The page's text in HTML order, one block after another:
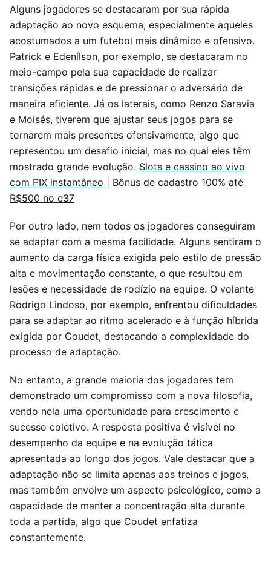
Alguns jogadores se destacaram por sua rápida
adaptação ao novo esquema, especialmente aqueles
acostumados a um futebol mais dinâmico e ofensivo.
Patrick e Edenílson, por exemplo, se destacaram no
meio-campo pela sua capacidade de realizar
transições rápidas e de pressionar o adversário de
maneira eficiente. Já os laterais, como Renzo Saravia
e Moisés, tiverem que ajustar seus jogos para se
tornarem mais presentes ofensivamente, algo que
representou um desafio inicial, mas no qual eles têm
mostrado grande evolução. Slots e cassino ao vivo
com PIX instantâneo
Bônus de cadastro 100% até
R$500 no e37
Por outro lado, nem todos os jogadores conseguiram
se adaptar com a mesma facilidade. Alguns sentiram o
aumento da carga física exigida pelo estilo de pressão
alta e movimentação constante, o que resultou em
lesões e necessidade de rodízio na equipe. O volante
Rodrigo Lindoso, por exemplo, enfrentou dificuldades
para se adaptar ao ritmo acelerado e à função híbrida
exigida por Coudet, destacando a complexidade do
processo de adaptação.
No entanto, a grande maioria dos jogadores tem
demonstrado um compromisso com a nova filosofia,
vendo nela uma oportunidade para crescimento e
sucesso coletivo. A resposta positiva é visível no
desempenho da equipe e na evolução tática
apresentada ao longo dos jogos. Vale destacar que a
adaptação não se limita apenas aos treinos e jogos,
mas também envolve um aspecto psicológico, como a
capacidade de manter a concentração alta durante
toda a partida, algo que Coudet enfatiza
constantemente.